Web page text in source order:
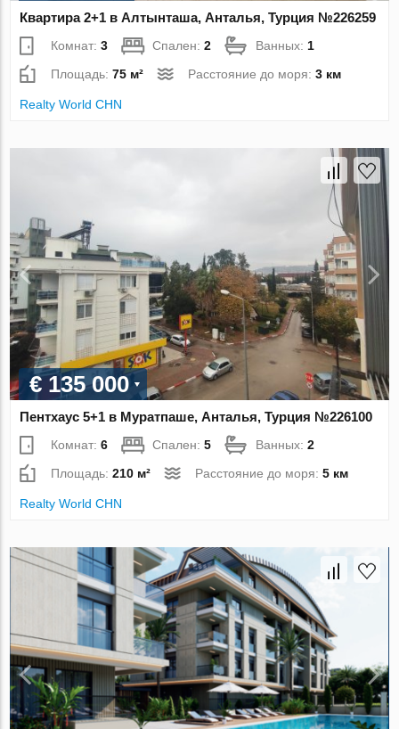
Квартира 2+1 в Алтынташа, Анталья, Турция №226259
Комнат:3 Спален:2 Ванных: 1
Площадь:75 м² Расстояние до моря:3 км
Realty World CHN
€ 135 000
Пентхаус 5+1 в Муратпаше, Анталья, Турция №226100
Комнат:6 Спален:5 Ванных:2
Площадь:210 м² Расстояние до моря:5 км
Realty World CHN